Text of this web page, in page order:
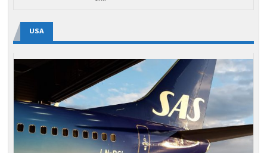
USA